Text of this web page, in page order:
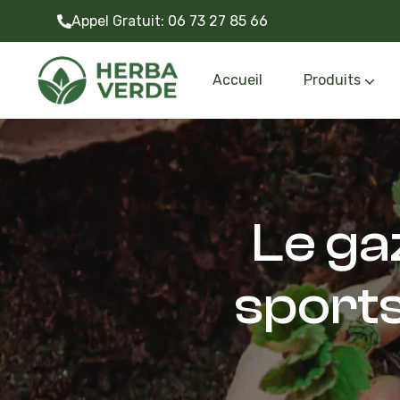
Appel Gratuit: 06 73 27 85 66
Accueil Produits
Le